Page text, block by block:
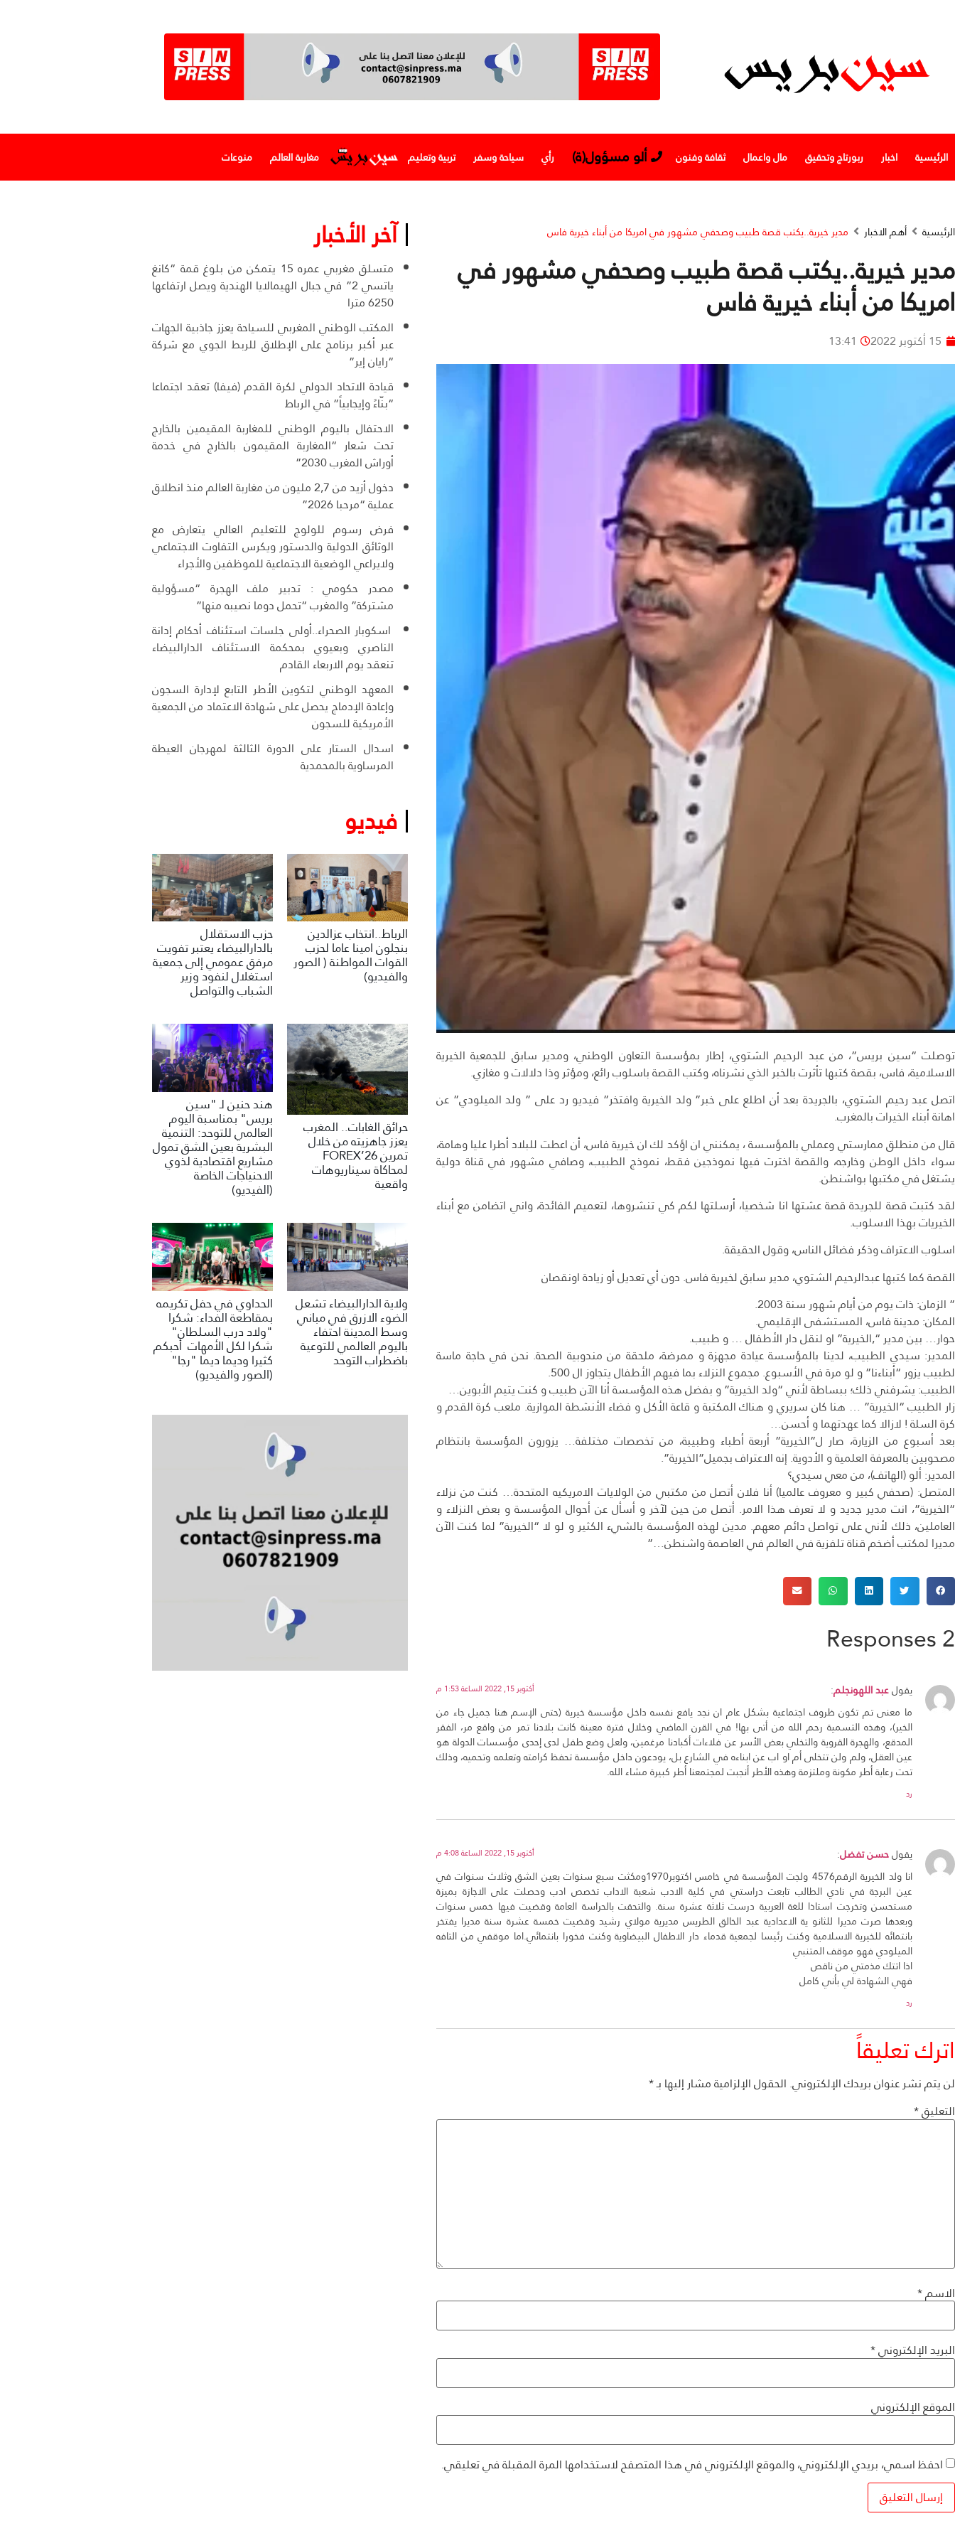
الرئيسية اخبار ربورتاج وتحقيق مال واعمال ثقافة وفنون ألو مسؤول(ة) رأي سياحة وسفر تربية وتعليم مغاربة العالم منوعات
الرئيسية أهم الاخبار مدير خيرية..يكتب قصة طبيب وصحفي مشهور في امريكا من أبناء خيرية فاس
مدير خيرية..يكتب قصة طبيب وصحفي مشهور في
امريكا من أبناء خيرية فاس
15 أكتوبر 2022 13:41
توصلت “سين بريس”، من عبد الرحيم الشتوي، إطار بمؤسسة التعاون الوطني، ومدير سابق للجمعية الخيرية
الاسلامية، فاس، بقصة كتبها تأثرت بالخبر الذي نشرناه، وكتب القصة باسلوب رائع، ومؤثر وذا دلالات و مغازي.
اتصل عبد رحيم الشتوي، بالجريدة بعد أن اطلع على خبر” ولد الخيرية وافتخر” فيديو رد على ” ولد الميلودي” عن
اهانة أبناء الخيرات بالمغرب.
قال من منطلق ممارستي وعملي بالمؤسسة ، يمكنني ان اؤكد لك ان خيرية فاس، أن اعطت للبلاد أطرا عليا وهامة،
سواء داخل الوطن وخارجه، والقصة اخترت فيها نموذجين فقط، نموذج الطبيب، وصافي مشهور في قناة دولية
يشتغل في مكتبها بواشنطن.
لقد كتبت قصة للجريدة قصة عشتها انا شخصيا، أرسلتها لكم كي تنشروها، لتعميم الفائدة، واني اتضامن مع أبناء
الخيريات بهذا الاسلوب.
اسلوب الاعتراف وذكر فضائل الناس، وقول الحقيقة.
القصة كما كتبها عبدالرحيم الشتوي، مدير سابق لخيرية فاس. دون أي تعديل أو زيادة اونقصان
” الزمان: ذات يوم من أيام شهور سنة 2003.
المكان: مدينة فاس، المستشفى الإقليمي.
حوار… بين مدير “,الخيرية” او لنقل دار الأطفال … و طبيب.
المدير: سيدي الطبيب، لدينا بالمؤسسة عيادة مجهزة و ممرضة، ملحقة من مندوبية الصحة. نحن في حاجة ماسة
لطبيب يزور “أبناءنا” و لو مرة في الأسبوع. مجموع النزلاء بما فيهم الأطفال يتجاوز ال 500.
الطبيب: يشرفني ذلك؛ ببساطة لأني “ولد الخيرية” و بفضل هذه المؤسسة أنا الآن طبيب و كنت يتيم الأبوين…
زار الطبيب “الخيرية” … هنا كان سريري و هناك المكتبة و قاعة الأكل و فضاء الأنشطة الموازية. ملعب كرة القدم و
كرة السلة ! لازالا كما عهدتهما و أحسن…
بعد أسبوع من الزيارة، صار ل”الخيرية” أربعة أطباء وطبيبة، من تخصصات مختلفة… يزورون المؤسسة بانتظام
مصحوبين بالمعرفة العلمية و الأدوية. إنه الاعتراف بجميل”الخيرية”.
المدير: ألو (الهاتف)، من معي سيدي؟
المتصل: (صحفي كبير و معروف عالميا) أنا فلان أتصل من مكتبي من الولايات الامريكيه المتحدة… كنت من نزلاء
“الخيرية”، انت مدير جديد و لا تعرف هذا الامر. أتصل من حين لآخر و أسأل عن أحوال المؤسسة و بعض النزلاء و
العاملين، ذلك لأني على تواصل دائم معهم. مدين لهذه المؤسسة بالشيء الكثير و لو لا “الخيرية” لما كنت الآن
مديرا لمكتب أضخم قناة تلفزية في العالم في العاصمة واشنطن…”
2 Responses
يقولعبد اللهونجلم: أكتوبر 15, 2022 الساعة 1:53 م
ما معنى تم تكون ظروف اجتماعية بشكل عام ان نجد يافع نفسه داخل مؤسسة خيرية (حتى الإسم هنا جميل جاء من
الخير)، وهذه التسمية رحم الله من أتى بها! في القرن الماضي وخلال فترة معينة كانت بلادنا تمر من واقع مر، الفقر
المدقع، والهجرة القروية والتخلي بعض الأسر عن فلاءات أكبادنا مرغمين، ولعل وضع طفل لدى إحدى مؤسسات الدولة هو
عين العقل، ولم ولن تتخلى أم او اب عن ابناءه في الشارع بل، يودعون داخل مؤسسة تحفظ كرامته وتعلمه وتحميه، وذلك
تحت رعاية أطر مكونة وملتزمة وهذه الأطر أنجبت لمجتمعنا أطر كبيرة مشاء الله.
رد
يقولحسن تفضل: أكتوبر 15, 2022 الساعة 4:08 م
انا ولد الخيرية الرقم4576 ولجت المؤسسة في خامس اكتوبر1970ومكثت سبع سنوات بعين الشق وثلاث سنوات في
عين البرجة في نادي الطالب تابعت دراستي في كلية الادب شعبة الاداب تخصص ادب وحصلت على الاجازة بميزة
مستحسن وتخرجت استاذا للغة العربية درست ثلاثة عشرة سنة. والتحقت بالحراسة العامة وقضيت فيها خمس سنوات
وبعدها صرت مديرا للثانو ية الاعدادية عبد الخالق الطريس مديرية مولاي رشيد وقضيت خمسة عشرة سنة مديرا يفتخر
بانتمائه للخيرية الاسلامية وكنت رئيسا لجمعية قدماء دار الاطفال البيضاوية وكنت فخورا بانتمائي.اما موقفي من التافه
الميلودي فهو موقف المتنبي
اذا اتتك مذمتي من ناقص
فهي الشهادة لي بأني كامل
رد
اترك تعليقاً
لن يتم نشر عنوان بريدك الإلكتروني.الحقول الإلزامية مشار إليها بـ*
التعليق*
الاسم*
البريد الإلكتروني*
الموقع الإلكتروني
احفظ اسمي، بريدي الإلكتروني، والموقع الإلكتروني في هذا المتصفح لاستخدامها المرة المقبلة في تعليقي.
آخر الأخبار
متسلق مغربي عمره 15 يتمكن من بلوغ قمة “كانغ
ياتسي 2” في جبال الهيمالايا الهندية ويصل ارتفاعها
6250 مترا
المكتب الوطني المغربي للسياحة يعزز جاذبية الجهات
عبر أكبر برنامج على الإطلاق للربط الجوي مع شركة
“رايان إير”
قيادة الاتحاد الدولي لكرة القدم (فيفا) تعقد اجتماعا
“بنّاءً وإيجابياً” في الرباط
الاحتفال باليوم الوطني للمغاربة المقيمين بالخارج
تحت شعار “المغاربة المقيمون بالخارج في خدمة
أوراش المغرب 2030”
دخول أزيد من 2,7 مليون من مغاربة العالم منذ انطلاق
عملية “مرحبا 2026”
فرض رسوم للولوج للتعليم العالي يتعارض مع
الوثائق الدولية والدستور ويكرس التفاوت الاجتماعي
ولايراعي الوضعية الاجتماعية للموظفين والأجراء
مصدر حكومي : تدبير ملف الهجرة “مسؤولية
مشتركة” والمغرب “تحمل دوما نصيبه منها”
اسكوبار الصحراء..أولى جلسات استئناف أحكام إدانة
الناصري وبعيوي بمحكمة الاستئناف الدارالبيضاء
تنعقد يوم الاربعاء القادم
المعهد الوطني لتكوين الأطر التابع لإدارة السجون
وإعادة الإدماج يحصل على شهادة الاعتماد من الجمعية
الأمريكية للسجون
اسدال الستار على الدورة الثالثة لمهرجان العيطة
المرساوية بالمحمدية
فيديو
الرباط..انتخاب عزالدين
بنجلون امينا عاما لحزب
القوات المواطنة ( الصور
والفيديو)
حزب الاستقلال
بالدارالبيضاء يعتبر تفويت
مرفق عمومي إلى جمعية
استغلال لنفود وزير
الشباب والتواصل
حرائق الغابات.. المغرب
يعزز جاهزيته من خلال
تمرين FOREX’26
لمحاكاة سيناريوهات
واقعية
هند حنين لـ "سين
بريس" بمناسبة اليوم
العالمي للتوحد: التنمية
البشرية بعين الشق تمول
مشاريع اقتصادية لذوي
الاحنياجات الخاصة
(الفيديو)
ولاية الدارالبيضاء تشعل
الضوء الازرق في مباني
وسط المدينة احتفاء
باليوم العالمي للتوعية
باضطراب التوحد
الحداوي في حفل تكريمه
بمقاطعة الفداء: شكرا
"ولاد درب السلطان"
شكرا لكل الأمهات أحبكم
كثيرا وديما ديما "رجا"
(الصور والفيديو)